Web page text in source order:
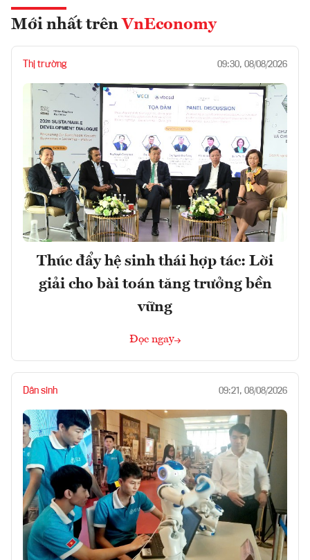
Mới nhất trên VnEconomy
Thị trường 09:30, 08/08/2026
Thúc đẩy hệ sinh thái hợp tác: Lời
giải cho bài toán tăng trưởng bền
vững
Đọc ngay
Dân sinh 09:21, 08/08/2026